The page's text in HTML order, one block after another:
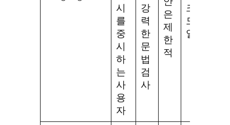
시
를
중
시
하
는
사
용
자
강
력
한
문
법
검
사
은
제
한
적
크탑,
모바
일